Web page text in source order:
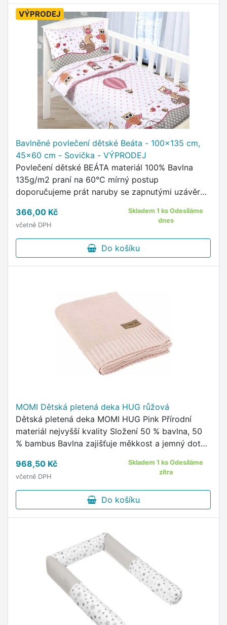
VÝPRODEJ
Bavlněné povlečení dětské Beáta - 100x135 cm,
45x60 cm - Sovička - VÝPRODEJ
Povlečení dětské BEÁTA materiál 100% Bavlna
135g/m2 praní na 60°C mírný postup
doporučujeme prát naruby se zapnutými uzávěry
zapínání na zip dětské motivy …
366,00 Kč
včetně DPH
Skladem 1 ks Odesíláme
dnes
Do košíku
MOMI Dětská pletená deka HUG růžová
Dětská pletená deka MOMI HUG Pink Přírodní
materiál nejvyšší kvality Složení 50 % bavlna, 50
% bambus Bavlna zajišťuje měkkost a jemný dotek
s certifikátem …
968,50 Kč
včetně DPH
Skladem 1 ks Odesíláme
zítra
Do košíku